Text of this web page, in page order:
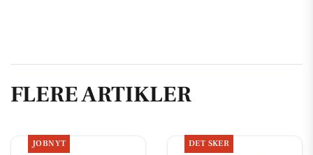
FLERE ARTIKLER
JOBNYT DET SKER